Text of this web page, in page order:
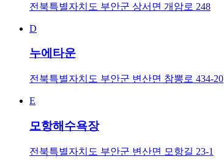
전북특별자치도 부안군 상서면 개암로 248
D
누에타운
전북특별자치도 부안군 변산면 참뽕로 434-20
E
모항해수욕장
전북특별자치도 부안군 변산면 모항길 23-1